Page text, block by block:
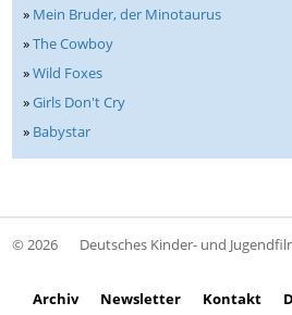
» Mein Bruder, der Minotaurus
»The Cowboy
»Wild Foxes
»Girls Don't Cry
» Babystar
© 2026 Deutsches Kinder- und
Archiv Newsletter Kontakt